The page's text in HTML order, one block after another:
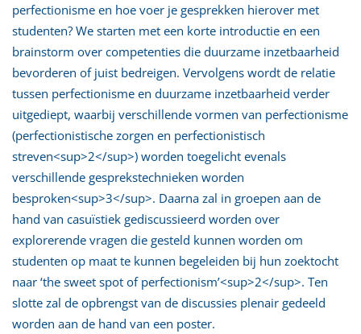
perfectionisme en hoe voer je gesprekken hierover met
studenten? We starten met een korte introductie en een
brainstorm over competenties die duurzame inzetbaarheid
bevorderen of juist bedreigen. Vervolgens wordt de relatie
tussen perfectionisme en duurzame inzetbaarheid verder
uitgediept, waarbij verschillende vormen van perfectionisme
(perfectionistische zorgen en perfectionistisch
streven<sup>2</sup>) worden toegelicht evenals
verschillende gesprekstechnieken worden
besproken<sup>3</sup>. Daarna zal in groepen aan de
hand van casuïstiek gediscussieerd worden over
explorerende vragen die gesteld kunnen worden om
studenten op maat te kunnen begeleiden bij hun zoektocht
naar ‘the sweet spot of perfectionism’<sup>2</sup>. Ten
slotte zal de opbrengst van de discussies plenair gedeeld
worden aan de hand van een poster.